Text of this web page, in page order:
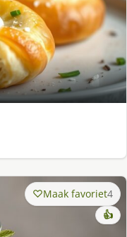
Maak favoriet4
👍